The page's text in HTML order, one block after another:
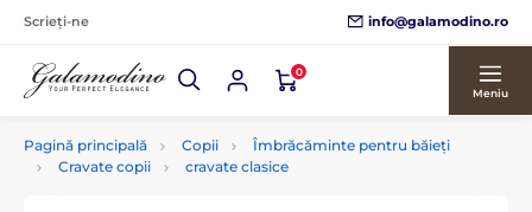
Scrieți-ne info@galamodino.ro
0
Meniu
Pagină principală Copii
Îmbrăcăminte pentru băieți
Cravate copii
cravate clasice